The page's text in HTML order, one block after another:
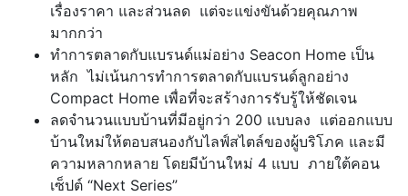
เรื่องราคา และส่วนลด แต่จะแข่งขันด้วยคุณภาพ
มากกว่า
ทำการตลาดกับแบรนด์แม่อย่าง Seacon Home เป็น
หลัก ไม่เน้นการทำการตลาดกับแบรนด์ลูกอย่าง
Compact Home เพื่อที่จะสร้างการรับรู้ให้ชัดเจน
ลดจำนวนแบบบ้านที่มีอยู่กว่า 200 แบบลง แต่ออกแบบ
บ้านใหม่ให้ตอบสนองกับไลฟ์สไตล์ของผู้บริโภค และมี
ความหลากหลาย โดยมีบ้านใหม่ 4 แบบ ภายใต้คอน
เซ็ปต์ “Next Series”